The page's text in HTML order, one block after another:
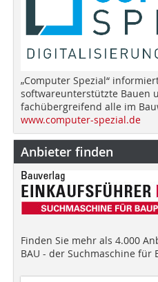
„Computer Spezial“
softwareunterstützte Bauen
fachübergreifend alle im
www.computer-spezial.de
Anbieter finden
Finden Sie mehr als 4.000
BAU - der Suchmaschine für